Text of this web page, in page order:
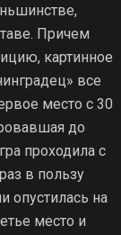
Причем
картинное
все
место с 30
до
проходила с
в пользу
опустилась на
место и